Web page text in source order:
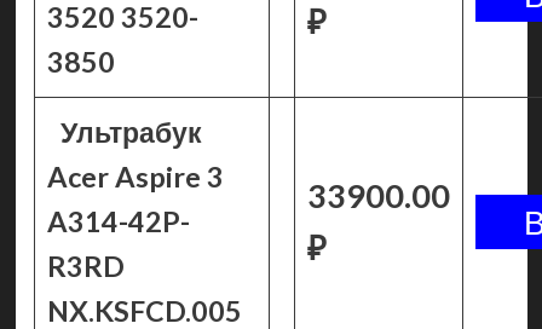
3520 3520-
3850
₽
Ультрабук
Acer Aspire 3
A314-42P-
R3RD
NX.KSFCD.005
33900.00
₽